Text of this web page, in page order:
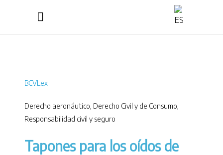
BCVLex
Derecho aeronáutico Derecho Civil y de Consumo
Responsabilidad civil y seguro
Tapones para los oídos de